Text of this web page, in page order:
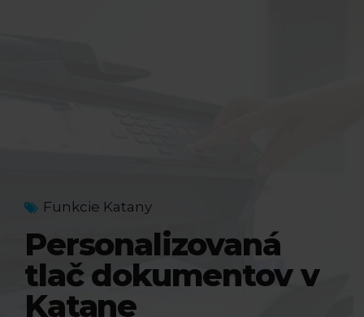
Funkcie Katany
Personalizovaná
tlač dokumentov v
Katane